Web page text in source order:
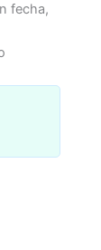
fecha,